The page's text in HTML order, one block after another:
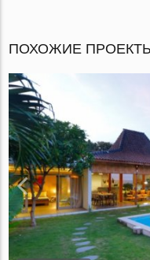
ПОХОЖИЕ